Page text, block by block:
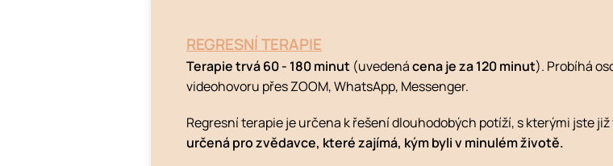
REGRESNÍ TERAPIE
Terapie trvá 60 - 180 minut (uvedenácena je za 120 minut). Probíhá
videohovoru přes ZOOM, WhatsApp, Messenger.
Regresní terapie je určena k řešení dlouhodobých potíží, s kterými jste
určená pro zvědavce, které zajímá, kým byli v minulém životě.